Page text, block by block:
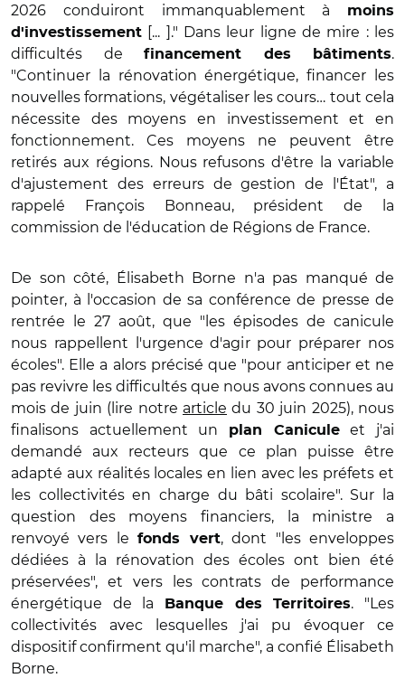
2026 conduiront immanquablement à
moins
d'investissement [... ]." Dans leur ligne de mire : les
difficultés de financement des bâtiments.
"Continuer la rénovation énergétique, financer les
nouvelles formations, végétaliser les cours… tout cela
nécessite des moyens en investissement et en
fonctionnement. Ces moyens ne peuvent être
retirés aux régions. Nous refusons d'être la variable
d'ajustement des erreurs de gestion de l'État", a
rappelé François Bonneau, président de la
commission de l'éducation de Régions de France.
De son côté, Élisabeth Borne n'a pas manqué de
pointer, à l'occasion de sa conférence de presse de
rentrée le 27 août, que "les épisodes de canicule
nous rappellent l'urgence d'agir pour préparer nos
écoles". Elle a alors précisé que "pour anticiper et ne
pas revivre les difficultés que nous avons connues au
mois de juin (lire notre article du 30 juin 2025), nous
finalisons actuellement un
plan Caniculeet j'ai
demandé aux recteurs que ce plan puisse être
adapté aux réalités locales en lien avec les préfets et
les collectivités en charge du bâti scolaire". Sur la
question des moyens financiers, la ministre a
renvoyé vers lefonds vert, dont "les enveloppes
dédiées à la rénovation des écoles ont bien été
préservées", et vers les contrats de performance
énergétique de la
Banque des Territoires. "Les
collectivités avec lesquelles j'ai pu évoquer ce
dispositif confirment qu'il marche", a confié Élisabeth
Borne.